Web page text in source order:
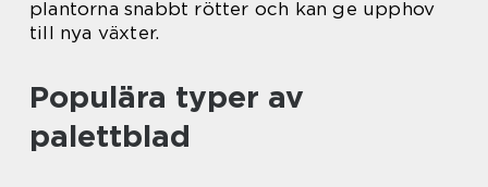
plantorna snabbt rötter och kan ge upphov
till nya växter.
Populära typer av
palettblad